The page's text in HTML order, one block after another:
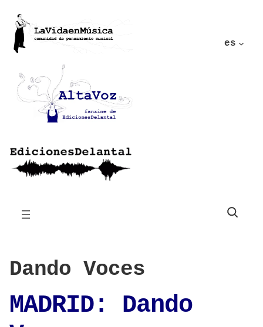
es
Buscar
Dando Voces
MADRID: Dando